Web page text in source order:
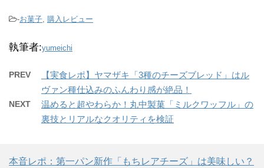
-お菓子, 購入レビュー
執筆者:yumeichi
PREV
【実食レポ】ヤマザキ「3種のチーズブレッド」はル
ヴァン種仕込みのふんわり感が絶品！
NEXT
温めると超やわらか！丸中製菓「ミルクワッフル」の
裏技とリアルなクオリティを検証
本音レポ：第一パン新作「もちレアチーズ」は美味しい？